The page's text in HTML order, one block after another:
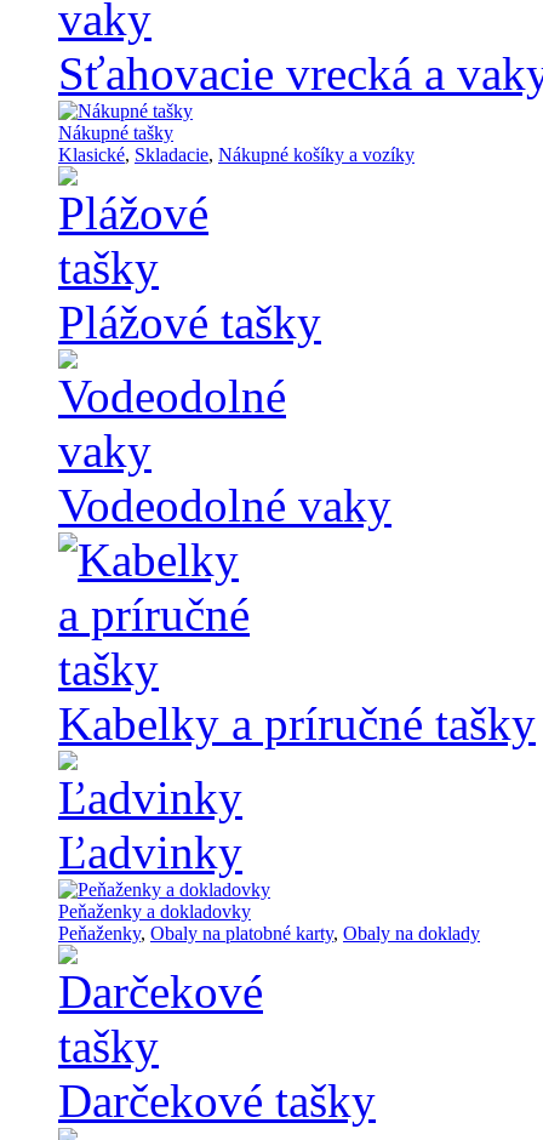
Sťahovacie vrecká a
Nákupné tašky
Klasické, Skladacie, Nákupné košíky a vozíky
Plážové tašky
Vodeodolné vaky
Kabelky a príručné tašky
Ľadvinky
Peňaženky a dokladovky
Peňaženky, Obaly na platobné karty, Obaly na doklady
Darčekové tašky